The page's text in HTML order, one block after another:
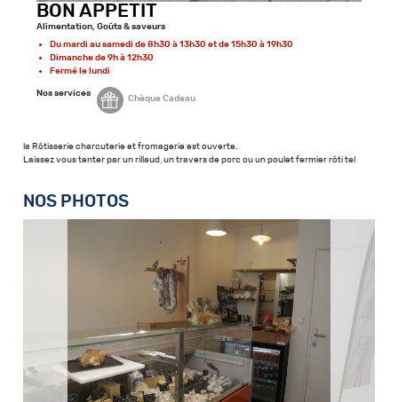
BON APPETIT
Alimentation, Goûts & saveurs
Du mardi au samedi de 8h30 à 13h30 et de 15h30 à 19h30
Dimanche de 9h à 12h30
Fermé le lundi
Nos services
Chèque Cadeau
la Rôtisserie charcuterie et fromagerie est ouverte.
Laissez vous tenter par un rillaud, un travers de porc ou un poulet fermier rôti tel
NOS PHOTOS